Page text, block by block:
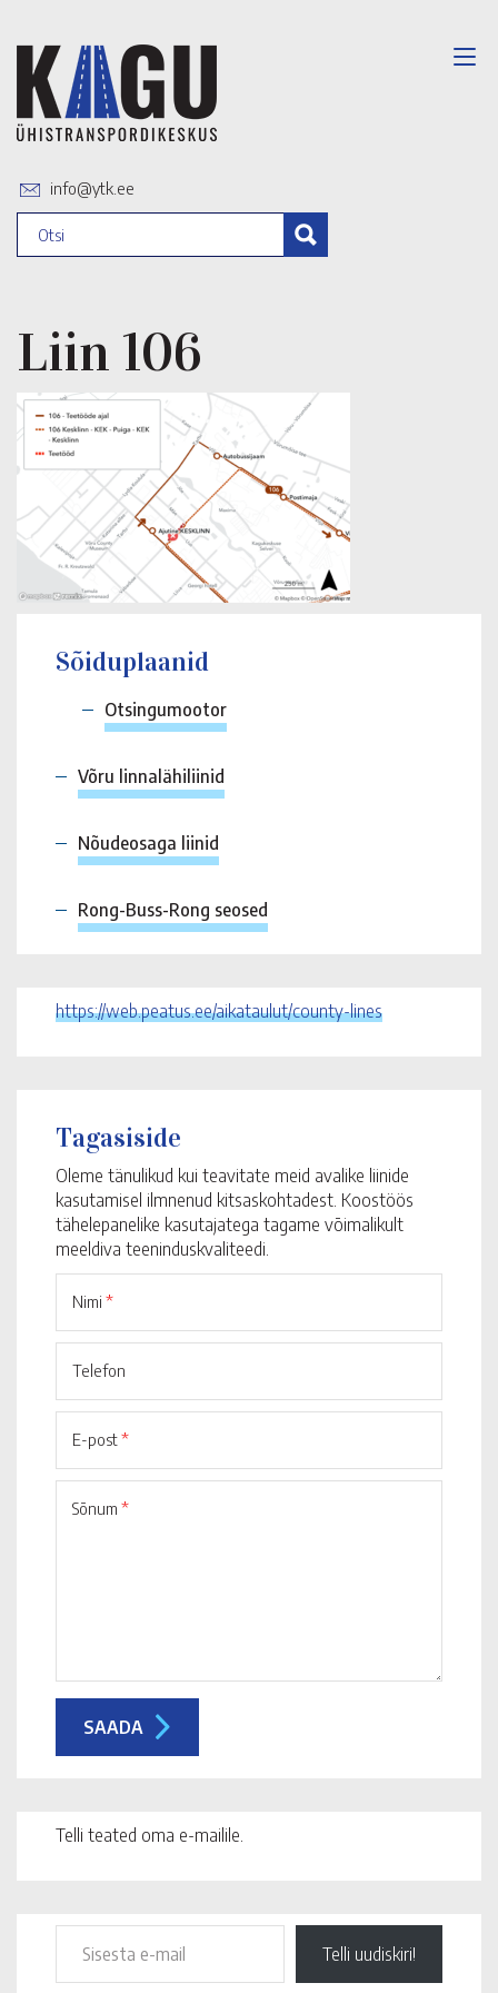
info@ytk.ee
Liin 106
Sõiduplaanid
Otsingumootor
Võru linnalähiliinid
Nõudeosaga liinid
Rong-Buss-Rong seosed
https://web.peatus.ee/aikataulut/county-lines
Tagasiside
Oleme tänulikud kui teavitate meid avalike liinide
kasutamisel ilmnenud kitsaskohtadest. Koostöös
tähelepanelike kasutajatega tagame võimalikult
meeldiva teeninduskvaliteedi.
Nimi *
Telefon
E-post*
Sõnum *
Telli teated oma e-mailile.
Telli uudiskiri!